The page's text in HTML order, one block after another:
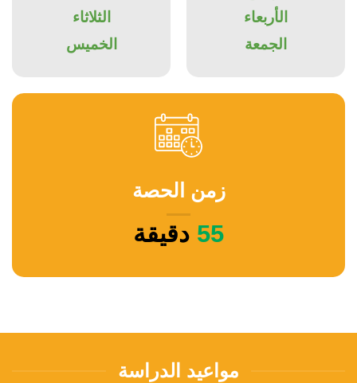
الأربعاء
الجمعة
الثلاثاء
الخميس
زمن الحصة
55 دقيقة
مواعيد الدراسة